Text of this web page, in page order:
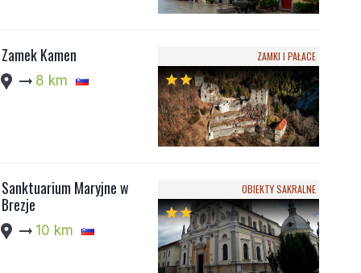
Zamek Kamen
location_pin arrow_right_alt 8 km
ZAMKI I PAŁACE
starstar
Sanktuarium Maryjne w
Brezje
location_pin arrow_right_alt 10 km
OBIEKTY SAKRALNE
starstar